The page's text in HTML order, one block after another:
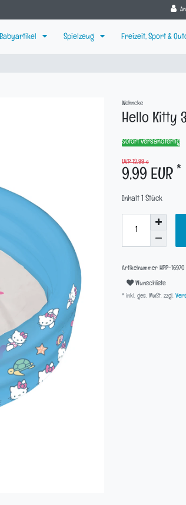
Babyartikel Spielzeug Freizeit, Sport &
Wehncke
Hello Kitty
Sofort versandfertig
UVP 12,99 €
9,99 EUR
*
Inhalt Stück
Artikelnummer HPP-16970
Wunschliste
* inkl. ges. MwSt. zzgl.